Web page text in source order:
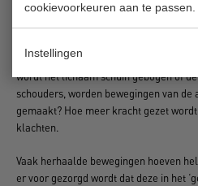
cookievoorkeuren aan te passen.
Instellingen
gewrichten in die handeling staan. Als
gestrekt, gedraaid of scheef belast
klachten leiden. Worden hand-pols
medewerkers overal goed bij of wordt
wordt het lichaam schuin gebogen of
schouders, worden bewegingen van
gemaakt? Hoe meer kracht gezet
klachten.
Vaak herhaalde bewegingen hoeven
er voor gezorgd wordt dat deze in het